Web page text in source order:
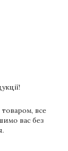
все
вас без